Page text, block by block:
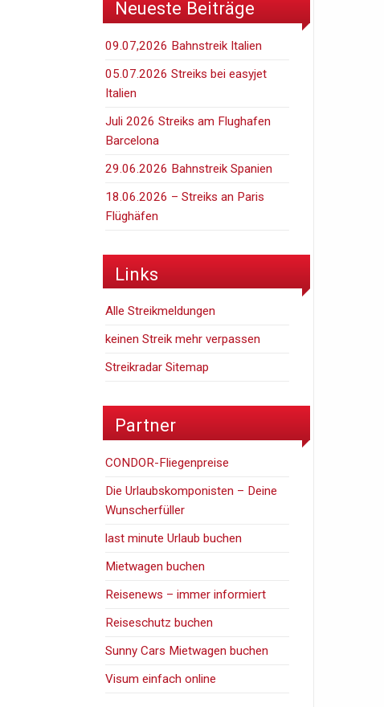
Neueste Beiträge
09.07,2026 Bahnstreik Italien
05.07.2026 Streiks bei easyjet
Italien
Juli 2026 Streiks am Flughafen
Barcelona
29.06.2026 Bahnstreik Spanien
18.06.2026 – Streiks an Paris
Flüghäfen
Links
Alle Streikmeldungen
keinen Streik mehr verpassen
Streikradar Sitemap
Partner
CONDOR-Fliegenpreise
Die Urlaubskomponisten – Deine
Wunscherfüller
last minute Urlaub buchen
Mietwagen buchen
Reisenews – immer informiert
Reiseschutz buchen
Sunny Cars Mietwagen buchen
Visum einfach online